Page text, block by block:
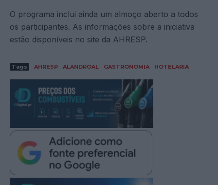
O programa inclui ainda um almoço aberto a todos
os participantes. As informações sobre a iniciativa
estão disponíveis no site da AHRESP.
Tags AHRESP ALANDROAL GASTRONOMIA HOTELARIA